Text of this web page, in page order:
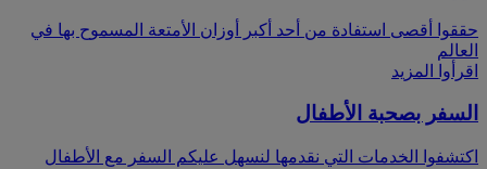
حققوا أقصى استفادة من أحد أكبر أوزان الأمتعة المسموح بها في
العالم
اقرأوا المزيد
السفر بصحبة الأطفال
اكتشفوا الخدمات التي نقدمها لنسهل عليكم السفر مع الأطفال